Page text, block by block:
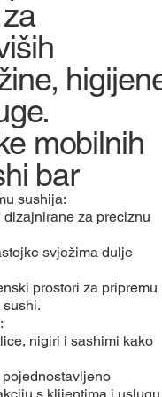
mobilnih
bar
sushija:
za preciznu
svježima dulje
prostori za pripremu
nigiri i sashimi kako
s klijentima i uslugu.